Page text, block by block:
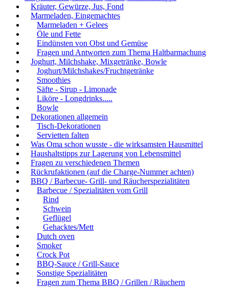
Kräuter, Gewürze, Jus, Fond
Marmeladen, Eingemachtes
Marmeladen + Gelees
Öle und Fette
Eindünsten von Obst und Gemüse
Fragen und Antworten zum Thema Haltbarmachung
Joghurt, Milchshake, Mixgetränke, Bowle
Joghurt/Milchshakes/Fruchtgetränke
Smoothies
Säfte - Sirup - Limonade
Liköre - Longdrinks.....
Bowle
Dekorationen allgemein
Tisch-Dekorationen
Servietten falten
Was Oma schon wusste - die wirksamsten Hausmittel
Haushaltstipps zur Lagerung von Lebensmittel
Fragen zu verschiedenen Themen
Rückrufaktionen (auf die Charge-Nummer achten)
BBQ / Barbecue- Grill- und Räucherspezialitäten
Barbecue / Spezialitäten vom Grill
Rind
Schwein
Geflügel
Gehacktes/Mett
Dutch oven
Smoker
Crock Pot
BBQ-Sauce / Grill-Sauce
Sonstige Spezialitäten
Fragen zum Thema BBQ / Grillen / Räuchern